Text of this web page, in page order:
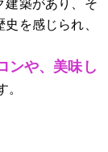
建築があり、そ
を感じられ、
ンや、美味し
。